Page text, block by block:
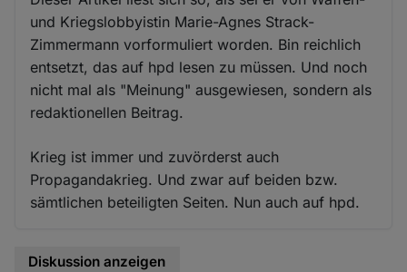
und Kriegslobbyistin Marie-Agnes Strack-
Zimmermann vorformuliert worden. Bin reichlich
entsetzt, das auf hpd lesen zu müssen. Und noch
nicht mal als "Meinung" ausgewiesen, sondern als
redaktionellen Beitrag.
Krieg ist immer und zuvörderst auch
Propagandakrieg. Und zwar auf beiden bzw.
sämtlichen beteiligten Seiten. Nun auch auf hpd.
Diskussion anzeigen